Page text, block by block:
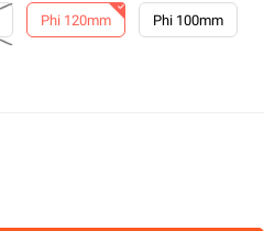
Phi 120mm Phi 100mm